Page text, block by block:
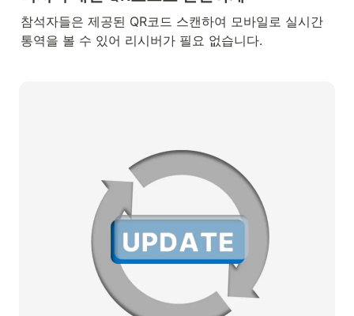
참석자들은 제공된 QR코드 스캔하여 모바일로 실시간
통역을 볼 수 있어 리시버가 필요 없습니다.